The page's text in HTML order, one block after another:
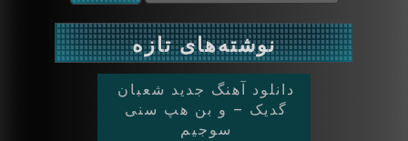
نوشته‌های تازه
دانلود آهنگ جدید شعبان
گدیک – و بن هپ سنی
سوجیم